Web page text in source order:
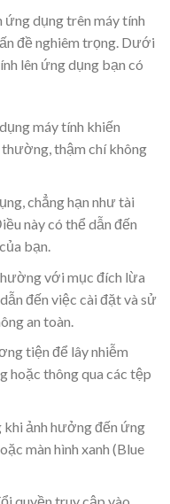
ứng dụng trên máy tính
đề nghiêm trọng. Dưới
lên ứng dụng bạn có
máy tính khiến
thậm chí không
chẳng hạn như tài
này có thể dẫn đến
bạn.
với mục đích lừa
đến việc cài đặt và sử
an toàn.
tiện để lây nhiễm
hoặc thông qua các tệp
khi ảnh hưởng đến ứng
màn hình xanh (Blue